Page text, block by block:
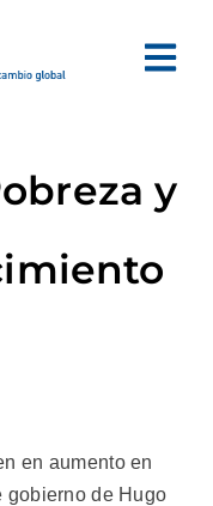
y
en aumento en
gobierno de Hugo